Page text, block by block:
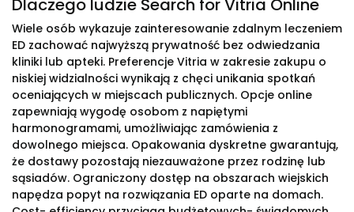
Dlaczego ludzie Search for Vitria Online
Wiele osób wykazuje zainteresowanie zdalnym leczeniem
ED zachować najwyższą prywatność bez odwiedzania
kliniki lub apteki. Preferencje Vitria w zakresie zakupu o
niskiej widzialności wynikają z chęci unikania spotkań
oceniających w miejscach publicznych. Opcje online
zapewniają wygodę osobom z napiętymi
harmonogramami, umożliwiając zamówienia z
dowolnego miejsca. Opakowania dyskretne gwarantują,
że dostawy pozostają niezauważone przez rodzinę lub
sąsiadów. Ograniczony dostęp na obszarach wiejskich
napędza popyt na rozwiązania ED oparte na domach.